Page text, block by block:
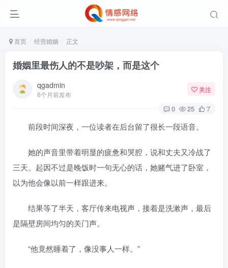
首页 经营婚姻 正文
婚姻里最伤人的不是吵架，而是这个
qgadmin
6个月前发布
关注
0 25 7
前段时间深夜，一位读者在后台留了很长一段语音。
她的声音里带着明显的疲惫和哭腔，说和丈夫又冷战了
三天。起因不过是晚饭时一句无心的话，她赌气进了卧室，
以为他会像以前一样跟进来。
结果等了半天，客厅传来电视声，接着是洗漱声，最后
是隔壁房间均匀的关门声。
“他竟然睡着了，像没事人一样。”